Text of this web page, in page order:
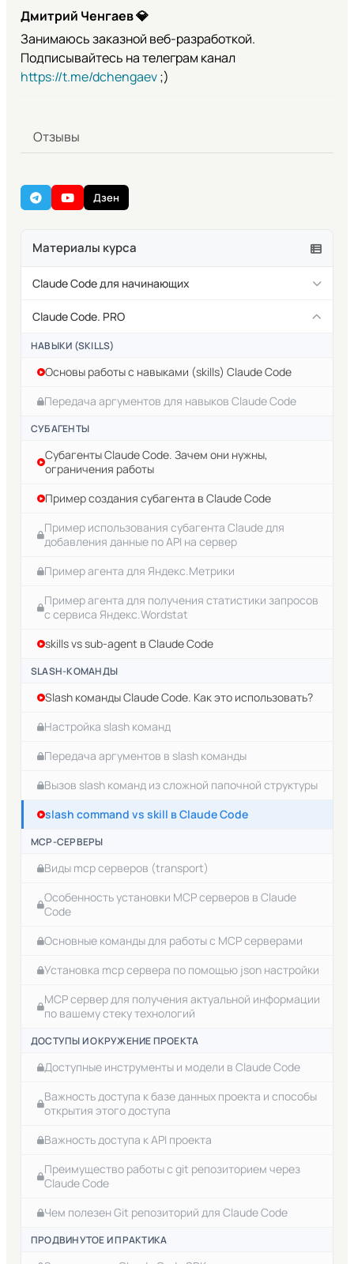
Дмитрий Ченгаев💎
Занимаюсь заказной веб-разработкой.
Подписывайтесь на телеграм канал
https://t.me/dchengaev;)
Отзывы
Дзен
Материалы курса
Claude Code для начинающих
Что такое Claude Code и зачем это нужно
Установка Claude Code
Проверка ошибок установки Claude Code. Команда
Проверка версии Claude Code и обновление
Способы запуска Claude Code
Выбор модели для работы в Claude Code
Code (Windows)
Проект Claude Code и файл Claude.md
Локальные инструкции проекта Claude Code
Что такое сессия Claude Code
Переключение между сессиями в Claude Code
Переключение по сообщениям в текущей сессии
Claude Code
Режимы работы Claude Code
Об автоматическом режиме Claude Code
быть контекст
Основы работы с контекстом в Claude Code
context.
Команда для инициализации проекта Claude Code
О прерывании процесса в Claude Code
Code
Что такое slash команды Claude Code
Claude Code. PRO
НАВЫКИ (SKILLS)
Основы работы с навыками (skills) Claude Code
Передача аргументов для навыков Claude Code
СУБАГЕНТЫ
Субагенты Claude Code. Зачем они нужны,
ограничения работы
Пример создания субагента в Claude Code
Пример использования субагента Claude для
добавления данные по API на сервер
Пример агента для Яндекс.Метрики
Пример агента для получения статистики запросов
с сервиса Яндекс.Wordstat
skills vs sub-agent в Claude Code
SLASH-КОМАНДЫ
Slash команды Claude Code. Как это использовать?
Настройка slash команд
Передача аргументов в slash команды
Вызов slash команд из сложной папочной структуры
slash command vs skill в Claude Code
MCP-СЕРВЕРЫ
Виды mcp серверов (transport)
Особенность установки MCP серверов в Claude
Code
Основные команды для работы с MCP серверами
Установка mcp сервера по помощью json настройки
MCP сервер для получения актуальной информации
по вашему стеку технологий
ДОСТУПЫ И ОКРУЖЕНИЕ ПРОЕКТА
Доступные инструменты и модели в Claude Code
Важность доступа к базе данных проекта и способы
открытия этого доступа
Важность доступа к API проекта
Преимущество работы с git репозиторием через
Claude Code
Чем полезен Git репозиторий для Claude Code
ПРОДВИНУТОЕ И ПРАКТИКА